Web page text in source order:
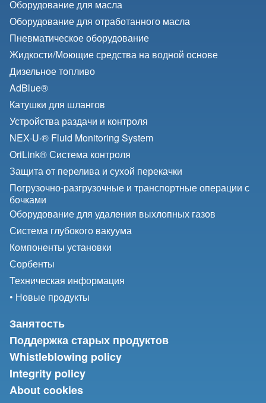
Оборудование для масла
Оборудование для отработанного масла
Пневматическое оборудование
Жидкости/Моющие средства на водной основе
Дизельное топливо
AdBlue®
Катушки для шлангов
Устройства раздачи и контроля
NEX·U·® Fluid Monitoring System
OriLink® Система контроля
Защита от перелива и сухой перекачки
Погрузочно-разгрузочные и транспортные операции с
бочками
Оборудование для удаления выхлопных газов
Система глубокого вакуума
Компоненты установки
Сорбенты
Техническая информация
• Новые продукты
Занятость
Поддержка старых продуктов
Whistleblowing policy
Integrity policy
About cookies